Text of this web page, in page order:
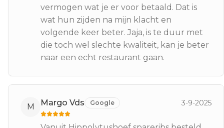
vermogen wat je er voor betaald. Dat is
wat hun zijden na mijn klacht en
volgende keer beter. Jaja, is te duur met
die toch wel slechte kwaliteit, kan je beter
naar een echt restaurant gaan.
M Margo Vds Google 3-9-2025